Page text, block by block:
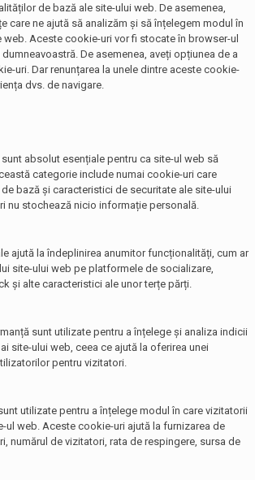
de bază ale site-ului web. De asemenea,
care ne ajută să analizăm și să înțelegem modul în
Aceste cookie-uri vor fi stocate în browser-ul
De asemenea, aveți opțiunea de a
uri. Dar renunțarea la unele dintre aceste cookie-
dvs. de navigare.
absolut esențiale pentru ca site-ul web să
categorie include numai cookie-uri care
bază și caracteristici de securitate ale site-ului
nu stochează nicio informație personală.
ajută la îndeplinirea anumitor funcționalități, cum ar
site-ului web pe platformele de socializare,
și alte caracteristici ale unor terțe părți.
sunt utilizate pentru a înțelege și analiza indicii
site-ului web, ceea ce ajută la oferirea unei
pentru vizitatori.
utilizate pentru a înțelege modul în care vizitatorii
ul web. Aceste cookie-uri ajută la furnizarea de
numărul de vizitatori, rata de respingere, sursa de